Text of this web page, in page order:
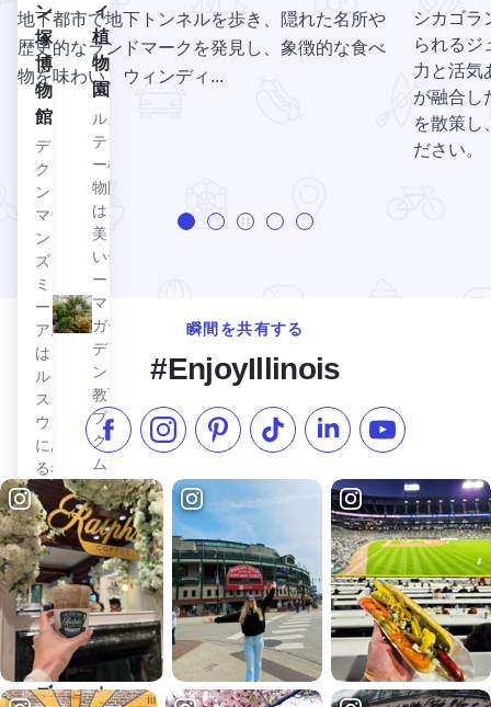
ィ
植
物
園
ルス
ティ
ー植
物園
は、
美し
いテ
ー
マ・
ガー
デ
ン、
教育
プロ
グラ
ム、
地元
のイ
ベン
トな
どを
開催
して
い
水上の
マルティニ・オン・ウォーターを見る
ン
塚
博
物
館
ディ
クソ
ン・
マウ
ン
ズ・
ミュ
ージ
アム
は、
ルイ
スタ
ウン
にあ
る考
古学
博物
館。
リー
ブス
ン・
ビー
ン
ズ・
リーブスン・ビーンズ・コーヒーを見る
地下都市で地下トンネルを歩き、隠れた名所や
歴史的なランドマークを発見し、象徴的な食べ
物を味わい、ウィンディ...
シカゴラ
られるジ
力と活気
が融合し
を散策し
ださい。
瞬間を共有する
#EnjoyIllinois
フェイスブックでいいね
インスタグラムをフォローする
ピンタレストTikTokでフォローする
LinkedInでフォロー
YouTubeで